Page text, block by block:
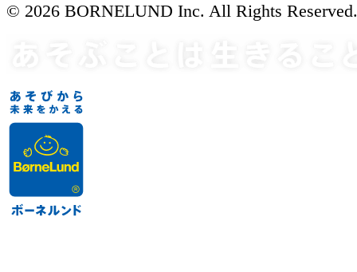
© 2026 BORNELUND Inc. All Rights Reserved.